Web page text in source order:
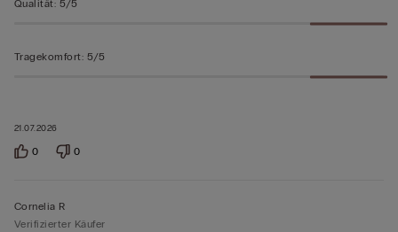
21.07.2026
Qualität: 5/5
Tragekomfort: 5/5
0 0
Cornelia R
Verifizierter Käufer